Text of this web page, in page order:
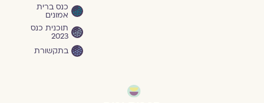
כנס ברית
אמונים
תוכנית כנס
2023
בתקשורת